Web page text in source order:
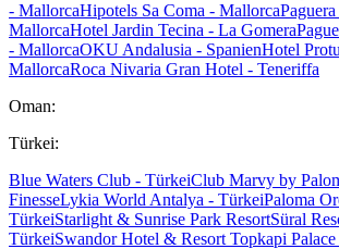
- MallorcaHipotels Sa Coma - Mallorca
MallorcaHotel Jardin Tecina - La Gomera
- MallorcaOKU Andalusia - SpanienHotel
MallorcaRoca Nivaria Gran Hotel - Teneriffa
Oman:
Türkei:
Blue Waters Club - TürkeiClub Marvy by
FinesseLykia World Antalya - TürkeiPaloma
TürkeiStarlight & Sunrise Park ResortSüral
TürkeiSwandor Hotel & Resort Topkapi